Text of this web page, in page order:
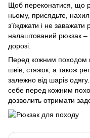
Щоб переконатися, що
ньому, присядьте,
з’їжджати і не
налаштований рюкзак –
дорозі.
Перед кожним походом
швів, стяжок, а також
залежно від шарів
себе перед кожним
дозволить отримати